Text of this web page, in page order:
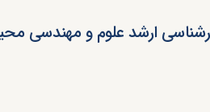
ارشد علوم و مهندسی محیط